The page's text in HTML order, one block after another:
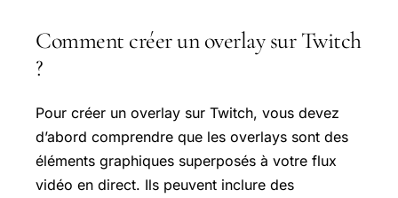
Comment créer un overlay sur Twitch
?
Pour créer un overlay sur Twitch, vous devez
d’abord comprendre que les overlays sont des
éléments graphiques superposés à votre flux
vidéo en direct. Ils peuvent inclure des